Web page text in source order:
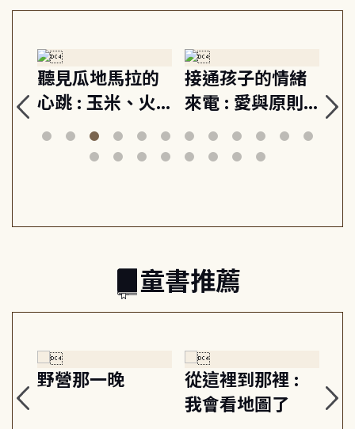
聽見瓜地馬拉的
心跳 : 玉米、火
山與信仰, 外交官
筆下的現代馬雅
接通孩子的情緒
來電 : 愛與原則,
建立教養的安定
節奏 22個行動練
關
童書推薦
野營那一晚
從這裡到那裡 :
我會看地圖了
美